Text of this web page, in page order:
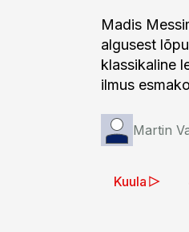
Madis
algusest
klassikaline
ilmus
Martin
Kuula